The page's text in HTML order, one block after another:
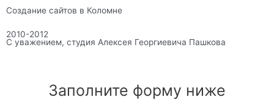
Создание сайтов в Коломне
2010-2012
С уважением, студия Алексея Георгиевича Пашкова
Заполните форму ниже